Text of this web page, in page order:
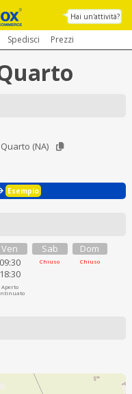
Hai un'attività?
Spedisci Prezzi
(NA)
Esempio
Ven
09:30
18:30
Aperto
Sab
Chiuso
Dom
Chiuso